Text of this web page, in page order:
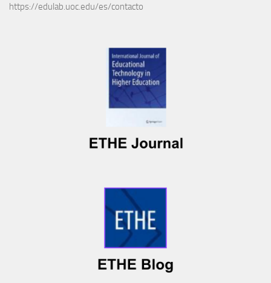
https://edulab.uoc.edu/es/contacto